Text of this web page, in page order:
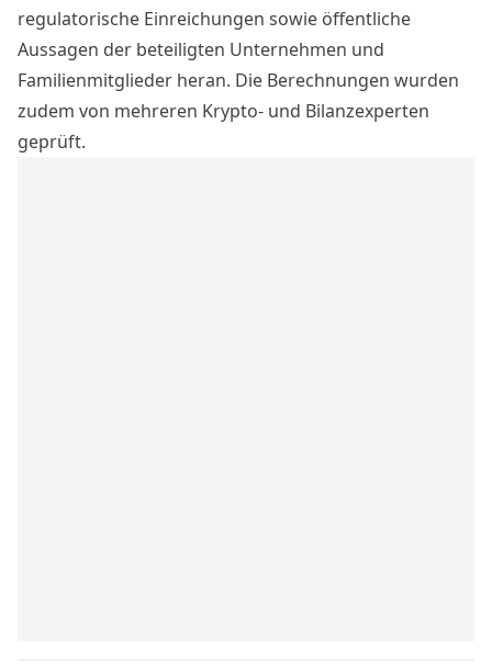
regulatorische Einreichungen sowie öffentliche
Aussagen der beteiligten Unternehmen und
Familienmitglieder heran. Die Berechnungen wurden
zudem von mehreren Krypto- und Bilanzexperten
geprüft.